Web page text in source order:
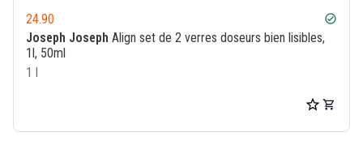
24.90 check_circle
Joseph Joseph Align set de 2 verres doseurs bien lisibles,
1l, 50ml
1 l